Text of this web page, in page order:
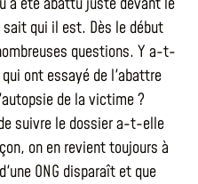
qui il est. Dès le début
questions. Y a-t-
ont essayé de l'abattre
de la victime ?
suivre le dossier a-t-elle
on en revient toujours à
ONG disparaît et que